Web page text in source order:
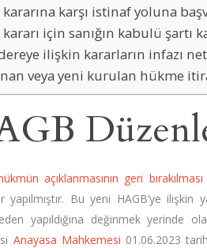
kararına karşı istinaf yoluna
için sanığın kabulü şartı
ilişkin kararların infazı
veya yeni kurulan hükme
açıklanmasının geri bırakılması
yapılmıştır. Bu yeni HAGB’ye
yapıldığına değinmek yerinde
Anayasa Mahkemesi 01.06.2023